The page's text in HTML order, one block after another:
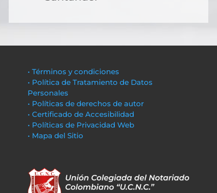
• Términos y condiciones
• Política de Tratamiento de Datos
Personales
• Políticas de derechos de autor
• Certificado de Accesibilidad
• Políticas de Privacidad Web
• Mapa del Sitio